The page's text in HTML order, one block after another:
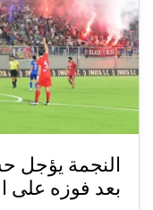
النجمة يؤجل
بعد فوزه على